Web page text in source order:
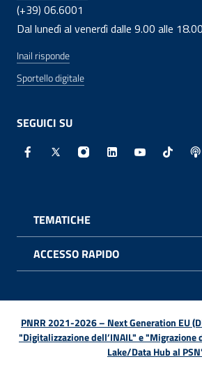
(+39) 06.6001
Dal lunedì al venerdì dalle 9.00 alle 18.00
Inail risponde
Sportello digitale
SEGUICI SU
Facebook - Sito esterno -
X - Sito esterno - Apertura
Instagram - Sito
Linkedin - Sito
Youtube
TEMATICHE
ACCESSO RAPIDO
PNRR 2021-2026 – Next Generation EU
"Digitalizzazione dell’INAIL" e "Migrazione
Lake/Data Hub al